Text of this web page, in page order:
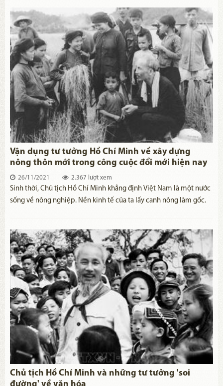
Vận dụng tư tưởng Hồ Chí Minh về xây dựng
nông thôn mới trong công cuộc đổi mới hiện nay
26/11/2021 2.367 lượt xem
​Sinh thời, Chủ tịch Hồ Chí Minh khẳng định Việt Nam là một nước
sống về nông nghiệp. Nền kinh tế của ta lấy canh nông làm gốc.
nghĩa sống còn đối với sự nghiệp xây dựng, bảo vệ Tổ quốc. Vận
dụng sáng tạo tư tưởng Hồ Chí Minh về xây dựng nông thôn mới,
dưới sự lãnh đạo của Đảng, chương trình mục tiêu quốc gia về xây
dựng nông thôn mới đạt được nhiều kết quả, làm thay đổi diện
mạo nông thôn nước ta.
Chủ tịch Hồ Chí Minh và những tư tưởng 'soi